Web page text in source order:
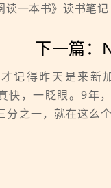
读一本书》读书笔记
下一篇：
记得昨天是来新
快，一眨眼。9年
分之一，就在这么